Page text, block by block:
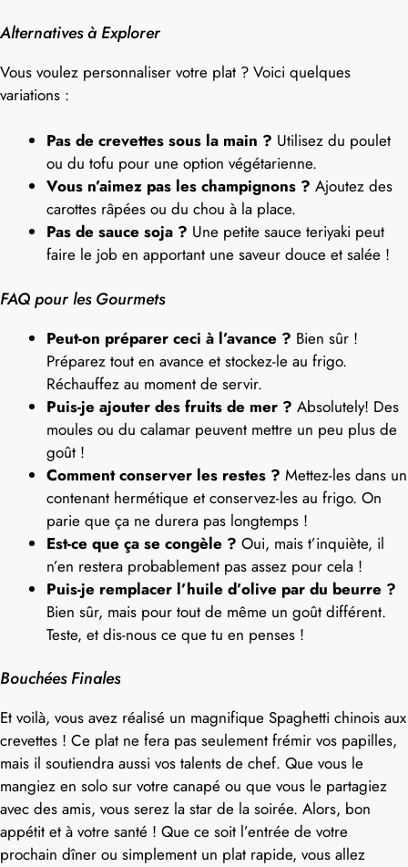
Alternatives à Explorer
Vous voulez personnaliser votre plat ? Voici quelques
variations :
Pas de crevettes sous la main ? Utilisez du poulet
ou du tofu pour une option végétarienne.
Vous n’aimez pas les champignons ? Ajoutez des
carottes râpées ou du chou à la place.
Pas de sauce soja ? Une petite sauce teriyaki peut
faire le job en apportant une saveur douce et salée !
FAQ pour les Gourmets
Peut-on préparer ceci à l’avance ? Bien sûr !
Préparez tout en avance et stockez-le au frigo.
Réchauffez au moment de servir.
Puis-je ajouter des fruits de mer ? Absolutely! Des
moules ou du calamar peuvent mettre un peu plus de
goût !
Comment conserver les restes ? Mettez-les dans un
contenant hermétique et conservez-les au frigo. On
parie que ça ne durera pas longtemps !
Est-ce que ça se congèle ? Oui, mais t’inquiète, il
n’en restera probablement pas assez pour cela !
Puis-je remplacer l’huile d’olive par du beurre ?
Bien sûr, mais pour tout de même un goût différent.
Teste, et dis-nous ce que tu en penses !
Bouchées Finales
Et voilà, vous avez réalisé un magnifique Spaghetti chinois aux
crevettes ! Ce plat ne fera pas seulement frémir vos papilles,
mais il soutiendra aussi vos talents de chef. Que vous le
mangiez en solo sur votre canapé ou que vous le partagiez
avec des amis, vous serez la star de la soirée. Alors, bon
appétit et à votre santé ! Que ce soit l’entrée de votre
prochain dîner ou simplement un plat rapide, vous allez